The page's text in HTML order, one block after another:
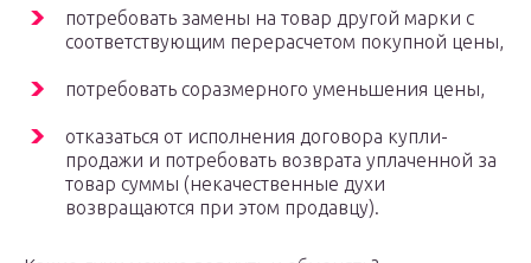
потребовать замены на товар другой марки с
соответствующим перерасчетом покупной цены,
потребовать соразмерного уменьшения цены,
отказаться от исполнения договора купли-
продажи и потребовать возврата уплаченной за
товар суммы (некачественные духи
возвращаются при этом продавцу).